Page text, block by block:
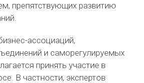
препятствующих развитию
ассоциаций,
и саморегулируемых
принять участие в
В частности, экспертов